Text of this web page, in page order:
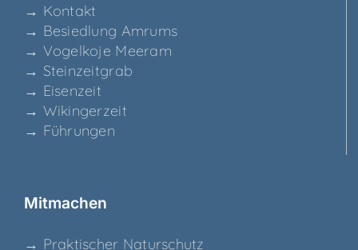
→ Kon­takt
→ Besied­lung Amrums
→ Vogel­ko­je Meeram
→ Stein­zeit­grab
→ Eisen­zeit
→ Wikin­ger­zeit
→ Füh­run­gen
Mit­ma­chen
→ Prak­ti­scher Naturschutz